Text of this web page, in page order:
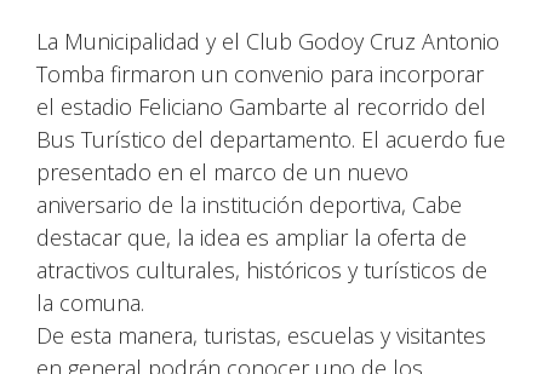
La Municipalidad y el Club Godoy Cruz Antonio
Tomba firmaron un convenio para incorporar
el estadio Feliciano Gambarte al recorrido del
Bus Turístico del departamento. El acuerdo fue
presentado en el marco de un nuevo
aniversario de la institución deportiva, Cabe
destacar que, la idea es ampliar la oferta de
atractivos culturales, históricos y turísticos de
la comuna.
De esta manera, turistas, escuelas y visitantes
en general podrán conocer uno de los